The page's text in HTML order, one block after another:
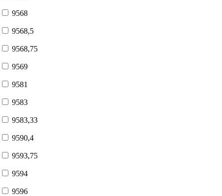
9568
9568,5
9568,75
9569
9581
9583
9583,33
9590,4
9593,75
9594
9596